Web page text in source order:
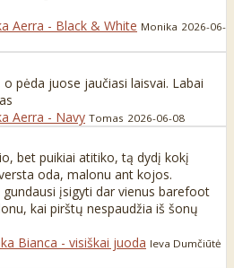
Aerra - Black & White Monika 2026-06-
pėda juose jaučiasi laisvai. Labai
Aerra - Navy Tomas 2026-06-08
bet puikiai atitiko, tą dydį kokį
oda, malonu ant kojos.
įsigyti dar vienus barefoot
kai pirštų nespaudžia iš šonų
Bianca - visiškai juoda Ieva Dumčiūtė